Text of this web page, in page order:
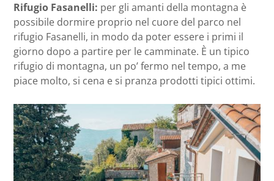
Rifugio Fasanelli: per gli amanti della montagna è
possibile dormire proprio nel cuore del parco nel
rifugio Fasanelli, in modo da poter essere i primi il
giorno dopo a partire per le camminate. È un tipico
rifugio di montagna, un po’ fermo nel tempo, a me
piace molto, si cena e si pranza prodotti tipici ottimi.